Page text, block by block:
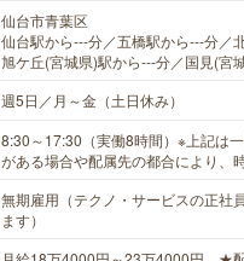
仙台市青葉区
仙台駅から---分／五橋駅から---分／
旭ケ丘(宮城県)駅から---分／国見(宮
週5日／月～金（土日休み）
8:30～17:30（実働8時間）※上記は
がある場合や配属先の都合により、
無期雇用（テクノ・サービスの正社
ます）